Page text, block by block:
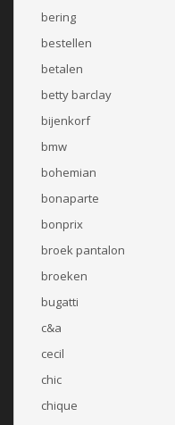
bering
bestellen
betalen
betty barclay
bijenkorf
bmw
bohemian
bonaparte
bonprix
broek pantalon
broeken
bugatti
c&a
cecil
chic
chique